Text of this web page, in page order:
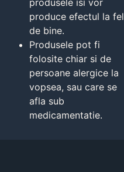
produce efectul la fel
de bine.
Produsele pot fi
folosite chiar si de
persoane alergice la
vopsea, sau care se
afla sub
medicamentatie.